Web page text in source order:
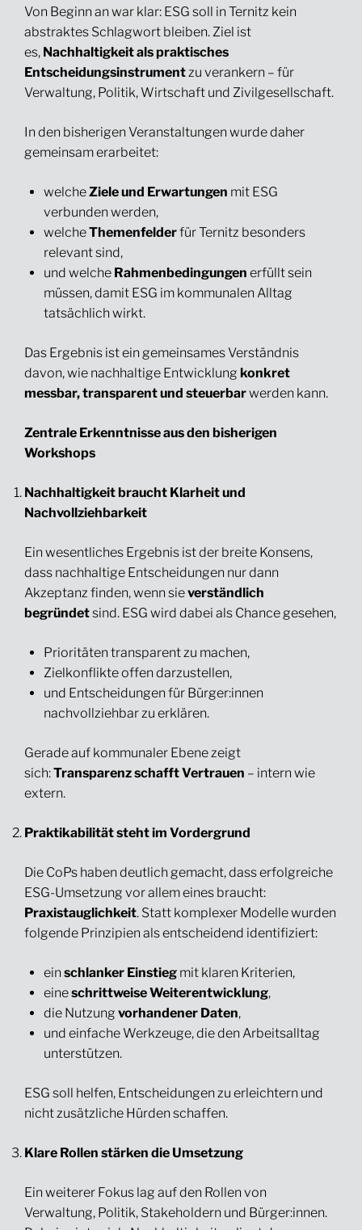
Von Beginn an war klar: ESG soll in Ternitz kein
abstraktes Schlagwort bleiben. Ziel ist
es, Nachhaltigkeit als praktisches
Entscheidungsinstrument zu verankern – für
Verwaltung, Politik, Wirtschaft und Zivilgesellschaft.
In den bisherigen Veranstaltungen wurde daher
gemeinsam erarbeitet:
welcheZiele und Erwartungen mit ESG
verbunden werden,
welcheThemenfelderfür Ternitz besonders
relevant sind,
und welche Rahmenbedingungen erfüllt sein
müssen, damit ESG im kommunalen Alltag
tatsächlich wirkt.
Das Ergebnis ist ein gemeinsames Verständnis
davon, wie nachhaltige Entwicklung konkret
messbar, transparent und steuerbarwerden kann.
Zentrale Erkenntnisse aus den bisherigen
Workshops
Nachhaltigkeit braucht Klarheit und
Nachvollziehbarkeit
Ein wesentliches Ergebnis ist der breite Konsens,
dass nachhaltige Entscheidungen nur dann
Akzeptanz finden, wenn sieverständlich
begründetsind. ESG wird dabei als Chance gesehen,
Prioritäten transparent zu machen,
Zielkonflikte offen darzustellen,
und Entscheidungen für Bürger:innen
nachvollziehbar zu erklären.
Gerade auf kommunaler Ebene zeigt
sich:Transparenz schafft Vertrauen – intern wie
extern.
Praktikabilität steht im Vordergrund
Die CoPs haben deutlich gemacht, dass erfolgreiche
ESG-Umsetzung vor allem eines braucht:
Praxistauglichkeit. Statt komplexer Modelle wurden
folgende Prinzipien als entscheidend identifiziert:
ein schlanker Einstieg mit klaren Kriterien,
eineschrittweise Weiterentwicklung,
die Nutzung vorhandener Daten,
und einfache Werkzeuge, die den Arbeitsalltag
unterstützen.
ESG soll helfen, Entscheidungen zu erleichtern und
nicht zusätzliche Hürden schaffen.
Klare Rollen stärken die Umsetzung
Ein weiterer Fokus lag auf den Rollen von
Verwaltung, Politik, Stakeholdern und Bürger:innen.